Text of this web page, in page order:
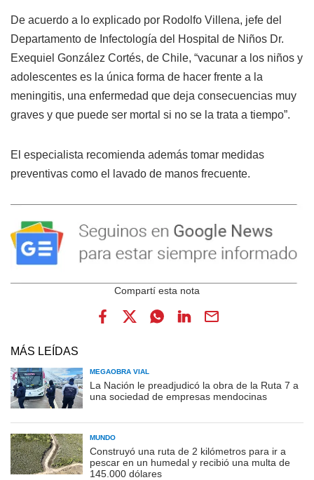
De acuerdo a lo explicado por Rodolfo Villena, jefe del
Departamento de Infectología del Hospital de Niños Dr.
Exequiel González Cortés, de Chile, “vacunar a los niños y
adolescentes es la única forma de hacer frente a la
meningitis, una enfermedad que deja consecuencias muy
graves y que puede ser mortal si no se la trata a tiempo”.
El especialista recomienda además tomar medidas
preventivas como el lavado de manos frecuente.
MÁS LEÍDAS
MEGAOBRA VIAL
La Nación le preadjudicó la obra de la Ruta 7 a
una sociedad de empresas mendocinas
MUNDO
Construyó una ruta de 2 kilómetros para ir a
pescar en un humedal y recibió una multa de
145.000 dólares